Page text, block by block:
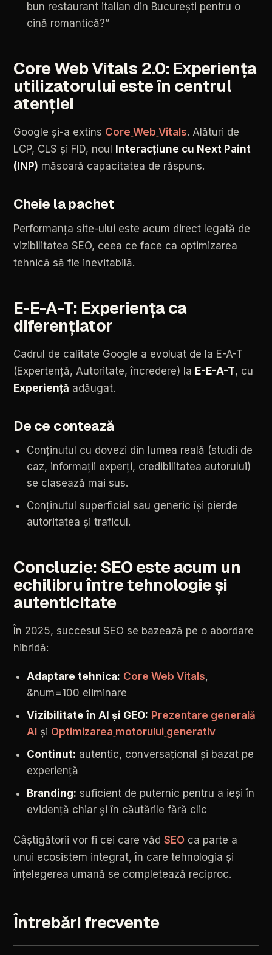
bun restaurant italian din București pentru o
cină romantică?”
CoreWebVitals 2.0: Experiența
utilizatorului esteîn centrul
atenției
Google și-a extins Core Web Vitals. Alături de
LCP, CLS și FID, noul Interacțiune cu Next Paint
(INP) măsoară capacitatea de răspuns.
Cheie lapachet
Performanța site-ului este acum direct legată de
vizibilitatea SEO, ceea ce face ca optimizarea
tehnică să fie inevitabilă.
E-E-A-T: Experiențaca
diferențiator
Cadrul de calitate Google a evoluat de la E-A-T
(Expertență, Autoritate, încredere) la E-E-A-T, cu
Experiență adăugat.
De ce contează
Conținutul cu dovezi din lumea reală (studii de
caz, informații experți, credibilitatea autorului)
se clasează mai sus.
Conținutul superficial sau generic își pierde
autoritatea și traficul.
Concluzie: SEOesteacum un
echilibruîntretehnologieși
autenticitate
În 2025, succesul SEO se bazează pe o abordare
hibridă:
Adaptare tehnica: Core Web Vitals,
&num=100 eliminare
Vizibilitate în AI și GEO: Prezentare generală
AI şi Optimizarea motorului generativ
Continut: autentic, conversațional și bazat pe
experiență
Branding: suficient de puternic pentru a ieși în
evidență chiar și în căutările fără clic
Câștigătorii vor fi cei care văd SEO ca parte a
unui ecosistem integrat, în care tehnologia și
înțelegerea umană se completează reciproc.
Întrebări frecvente